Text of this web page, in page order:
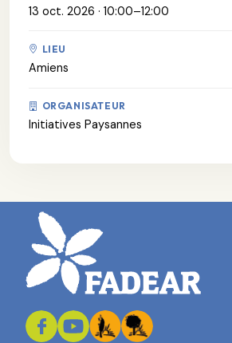
13 oct. 2026 · 10:00–12:00
LIEU
Amiens
ORGANISATEUR
Initiatives Paysannes